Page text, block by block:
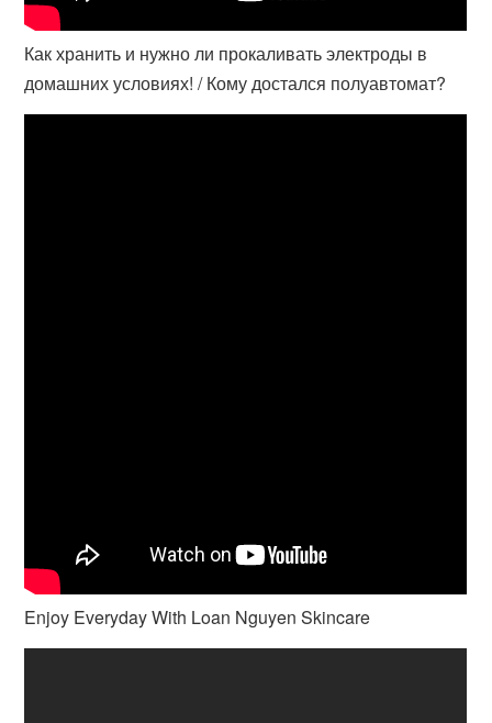
Как хранить и нужно ли прокаливать электроды в
домашних условиях! / Кому достался полуавтомат?
Enjoy Everyday With Loan Nguyen Skincare